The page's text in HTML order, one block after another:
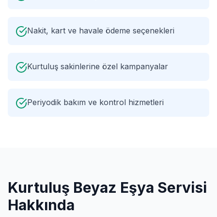
Nakit, kart ve havale ödeme seçenekleri
Kurtuluş sakinlerine özel kampanyalar
Periyodik bakım ve kontrol hizmetleri
Kurtuluş Beyaz Eşya Servisi
Hakkında